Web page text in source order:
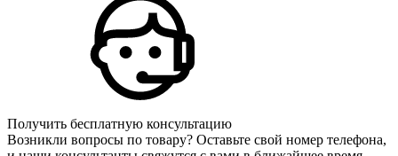
Получить бесплатную консультацию
Возникли вопросы по товару? Оставьте свой номер телефона,